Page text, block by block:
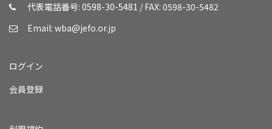
代表電話番号: 0598-30-5481 / FAX: 0598-30-5482
Email: wba@jefo.or.jp
ログイン
会員登録